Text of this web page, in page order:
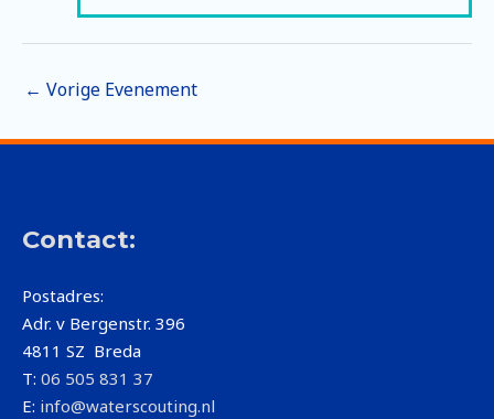
Bericht
← Vorige Evenement
Contact:
Postadres:
Adr. v Bergenstr. 396
4811 SZ Breda
T: 06 505 831 37
E: info@waterscouting.nl